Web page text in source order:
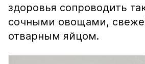
здоровья сопроводить
сочными овощами,
отварным яйцом.